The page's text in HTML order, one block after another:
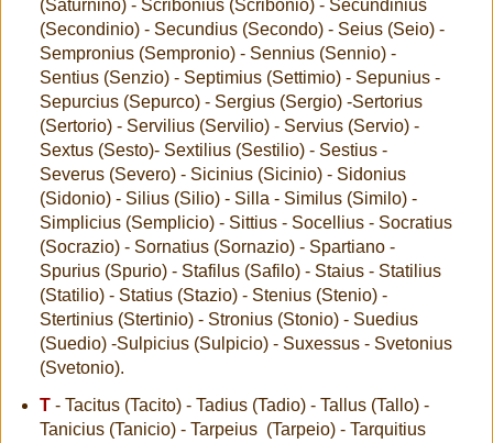
(Saturnino) - Scribonius (Scribonio) - Secundinius
(Secondinio) - Secundius (Secondo) - Seius (Seio) -
Sempronius (Sempronio) - Sennius (Sennio) -
Sentius (Senzio) - Septimius (Settimio) - Sepunius -
Sepurcius (Sepurco) - Sergius (Sergio) -Sertorius
(Sertorio) - Servilius (Servilio) - Servius (Servio) -
Sextus (Sesto)- Sextilius (Sestilio) - Sestius -
Severus (Severo) - Sicinius (Sicinio) - Sidonius
(Sidonio) - Silius (Silio) - Silla - Similus (Similo) -
Simplicius (Semplicio) - Sittius - Socellius - Socratius
(Socrazio) - Sornatius (Sornazio) - Spartiano -
Spurius (Spurio) - Stafilus (Safilo) - Staius - Statilius
(Statilio) - Statius (Stazio) - Stenius (Stenio) -
Stertinius (Stertinio) - Stronius (Stonio) - Suedius
(Suedio) -Sulpicius (Sulpicio) - Suxessus - Svetonius
(Svetonio).
T- Tacitus (Tacito) - Tadius (Tadio) - Tallus (Tallo) -
Tanicius (Tanicio) - Tarpeius (Tarpeio) - Tarquitius